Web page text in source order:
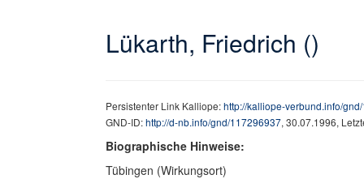
Lükarth, Friedrich ()
Persistenter Link Kalliope:http://kalliope-verbund.info/
GND-ID:http://d-nb.info/gnd/117296937, 30.07.1996,
Biographische Hinweise:
Tübingen (Wirkungsort)